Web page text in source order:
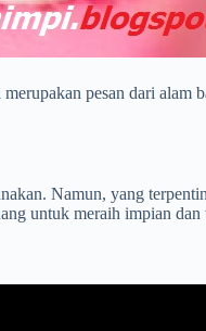
pesan dari alam
Namun, yang
untuk meraih impian